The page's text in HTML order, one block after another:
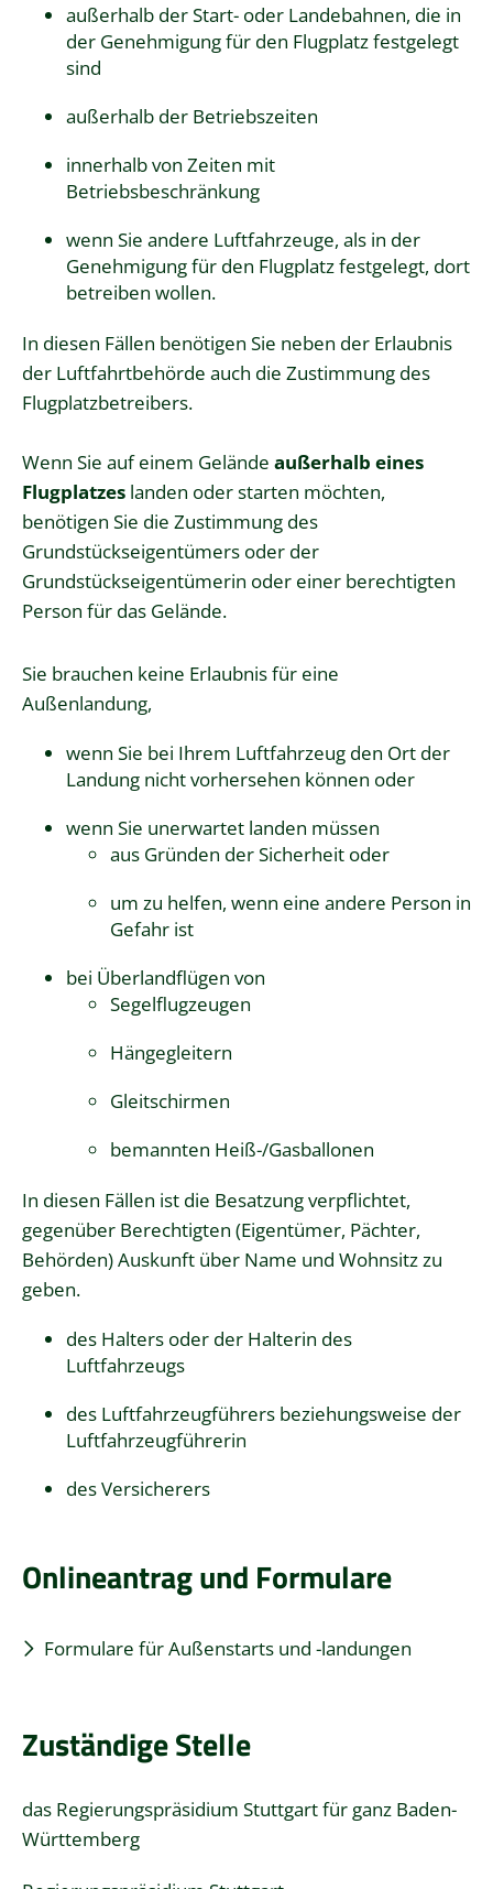
außerhalb der Start- oder Landebahnen, die in
der Genehmigung für den Flugplatz festgelegt
sind
außerhalb der Betriebszeiten
innerhalb von Zeiten mit
Betriebsbeschränkung
wenn Sie andere Luftfahrzeuge, als in der
Genehmigung für den Flugplatz festgelegt, dort
betreiben wollen.
In diesen Fällen benötigen Sie neben der Erlaubnis
der Luftfahrtbehörde auch die Zustimmung des
Flugplatzbetreibers.
Wenn Sie auf einem Gelände außerhalb eines
Flugplatzes landen oder starten möchten,
benötigen Sie die Zustimmung des
Grundstückseigentümers oder der
Grundstückseigentümerin oder einer berechtigten
Person für das Gelände.
Sie brauchen keine Erlaubnis für eine
Außenlandung,
wenn Sie bei Ihrem Luftfahrzeug den Ort der
Landung nicht vorhersehen können oder
wenn Sie unerwartet landen müssen
aus Gründen der Sicherheit oder
um zu helfen, wenn eine andere Person in
Gefahr ist
bei Überlandflügen von
Segelflugzeugen
Hängegleitern
Gleitschirmen
bemannten Heiß-/Gasballonen
In diesen Fällen ist die Besatzung verpflichtet,
gegenüber Berechtigten (Eigentümer, Pächter,
Behörden)Auskunft über Name und Wohnsitz zu
geben.
des Halters oder der Halterin des
Luftfahrzeugs
des Luftfahrzeugführers beziehungsweise der
Luftfahrzeugführerin
des Versicherers
Onlineantrag und Formulare
Formulare für Außenstarts und -landungen
Zuständige Stelle
das Regierungspräsidium Stuttgartfür ganz Baden-
Württemberg